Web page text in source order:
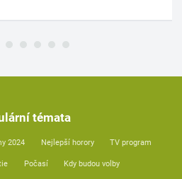
témata
2024 Nejlepší horory TV program
Počasí Kdy budou volby